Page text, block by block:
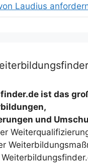
Laudius
ist das
und